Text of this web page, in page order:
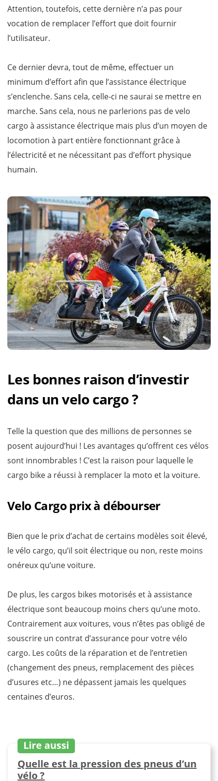
Attention, toutefois, cette dernière n’a pas pour
vocation de remplacer l’effort que doit fournir
l’utilisateur.
Ce dernier devra, tout de même, effectuer un
minimum d’effort afin que l’assistance électrique
s’enclenche. Sans cela, celle-ci ne saurai se mettre en
marche. Sans cela, nous ne parlerions pas de velo
cargo à assistance électrique mais plus d’un moyen de
locomotion à part entière fonctionnant grâce à
l’électricité et ne nécessitant pas d’effort physique
humain.
Les bonnes raison d’investir
dans un velo cargo ?
Telle la question que des millions de personnes se
posent aujourd’hui ! Les avantages qu’offrent ces vélos
sont innombrables ! C’est la raison pour laquelle le
cargo bike a réussi à remplacer la moto et la voiture.
Velo Cargo prix à débourser
Bien que le prix d’achat de certains modèles soit élevé,
le vélo cargo, qu’il soit électrique ou non, reste moins
onéreux qu’une voiture.
De plus, les cargos bikes motorisés et à assistance
électrique sont beaucoup moins chers qu’une moto.
Contrairement aux voitures, vous n’êtes pas obligé de
souscrire un contrat d’assurance pour votre vélo
cargo. Les coûts de la réparation et de l’entretien
(changement des pneus, remplacement des pièces
d’usures etc…) ne dépassent jamais les quelques
centaines d’euros.
Lire aussi
Quelle est la pression des pneus d’un
vélo ?